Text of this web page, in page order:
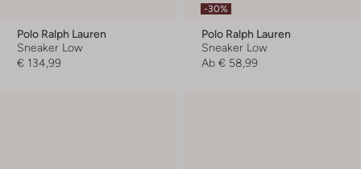
Polo Ralph Lauren
Sneaker Low
€ 134,99
-30%
Polo Ralph Lauren
Sneaker Low
Ab € 58,99